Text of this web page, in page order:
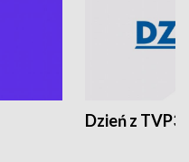
Dzień z TVP3